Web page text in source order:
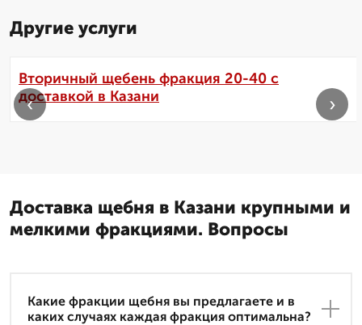
Другие услуги
Вторичный щебень фракция 20-40 с
доставкой в Казани
‹ ›
Доставка щебня в Казани крупными и
мелкими фракциями. Вопросы
Какие фракции щебня вы предлагаете и в
каких случаях каждая фракция оптимальна?